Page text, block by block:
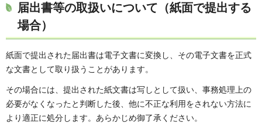
届出書等の取扱いについて（紙面で提出する
場合）
紙面で提出された届出書は電子文書に変換し、その電子文書を正式
な文書として取り扱うことがあります。
その場合には、提出された紙文書は写しとして扱い、事務処理上の
必要がなくなったと判断した後、他に不正な利用をされない方法に
より適正に処分します。あらかじめ御了承ください。